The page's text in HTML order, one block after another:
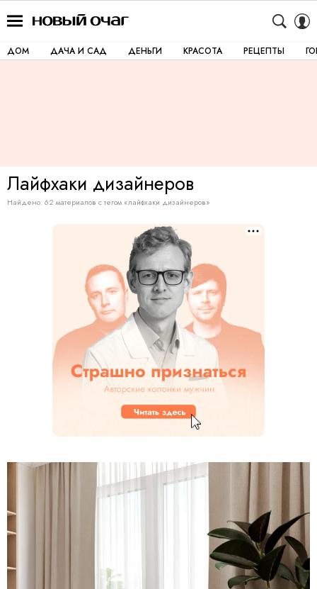
ДОМ ДАЧА И САД ДЕНЬГИ КРАСОТА РЕЦЕПТЫ
Лайфхаки дизайнеров
Найдено: 62 материалов с тегом «лайфхаки дизайнеров»